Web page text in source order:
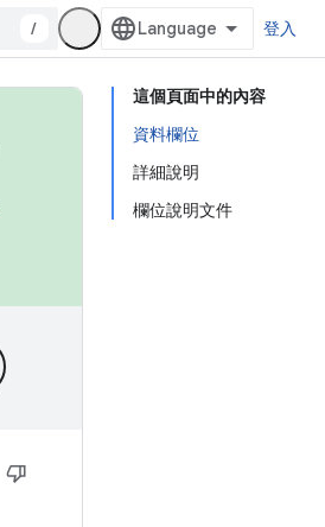
/ 登入
這個頁面中的內容
資料欄位
詳細說明
欄位說明文件